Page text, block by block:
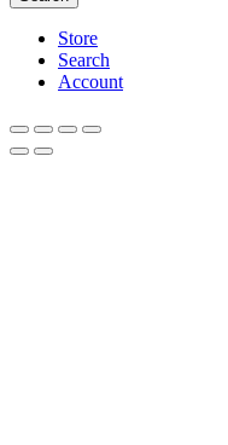
Store
Search
Account